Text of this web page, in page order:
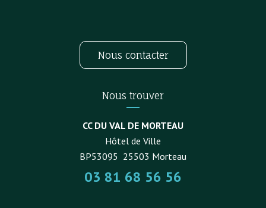
Nous contacter
Nous trouver
CC DU VAL DE MORTEAU
Hôtel de Ville
BP53095 25503 Morteau
03 81 68 56 56